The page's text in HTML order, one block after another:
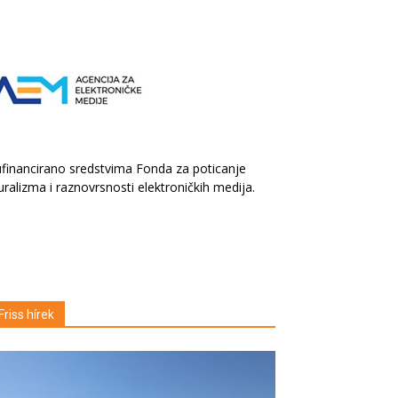
sredstvima Fonda za poticanje
i raznovrsnosti elektroničkih medija.
Friss hírek